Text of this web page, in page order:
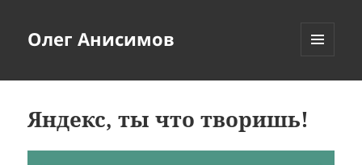
Олег Анисимов
Яндекс, ты что творишь!